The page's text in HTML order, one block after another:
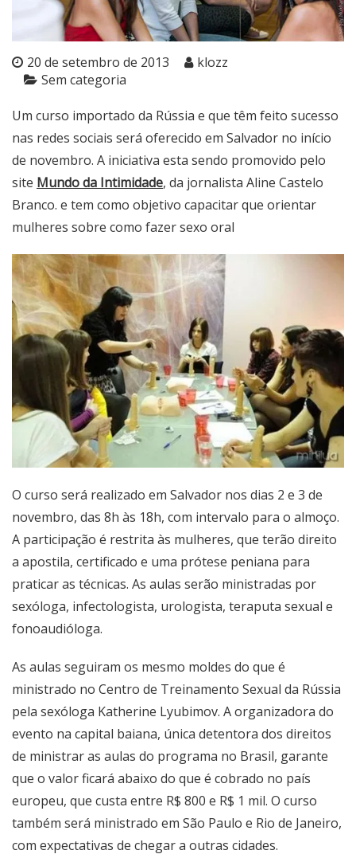
20 de setembro de 2013
klozz
Sem categoria
Um curso importado da Rússia e que têm feito sucesso
nas redes sociais será oferecido em Salvador no início
de novembro. A iniciativa esta sendo promovido pelo
site Mundo da Intimidade, da jornalista Aline Castelo
Branco. e tem como objetivo capacitar que orientar
mulheres sobre como fazer sexo oral
O curso será realizado em Salvador nos dias 2 e 3 de
novembro, das 8h às 18h, com intervalo para o almoço.
A participação é restrita às mulheres, que terão direito
a apostila, certificado e uma prótese peniana para
praticar as técnicas. As aulas serão ministradas por
sexóloga, infectologista, urologista, teraputa sexual e
fonoaudióloga.
As aulas seguiram os mesmo moldes do que é
ministrado no Centro de Treinamento Sexual da Rússia
pela sexóloga Katherine Lyubimov. A organizadora do
evento na capital baiana, única detentora dos direitos
de ministrar as aulas do programa no Brasil, garante
que o valor ficará abaixo do que é cobrado no país
europeu, que custa entre R$ 800 e R$ 1 mil. O curso
também será ministrado em São Paulo e Rio de Janeiro,
com expectativas de chegar a outras cidades.